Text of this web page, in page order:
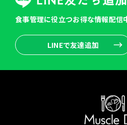
食事管理に役立つお得な情報配信
LINEで友達追加